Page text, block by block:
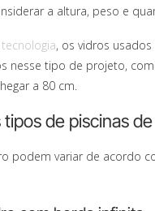
a altura, peso e
tecnologia, os vidros
nesse tipo de projeto,
a 80 cm.
tipos de piscinas
podem variar de acordo